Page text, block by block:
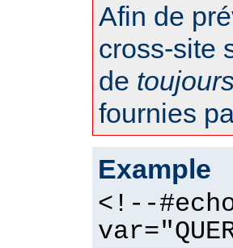
Afin de
cross-site
de
fournies
Example
<!--